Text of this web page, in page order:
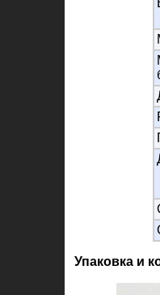
Упаковка и